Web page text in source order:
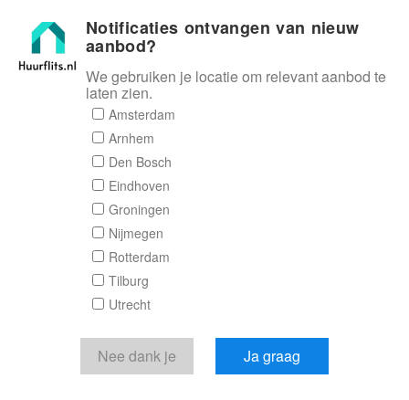
Huurflits
Reactieformulier
Huurflits
Verstuur je bericht
Door een bericht te sturen kom je in contact met de
aanbieder of makelaar van de woning.
Notificaties ontvangen van nieuw
aanbod?
We gebruiken je locatie om relevant aanbod te
laten zien.
Amsterdam
Arnhem
Den Bosch
Eindhoven
Groningen
Nijmegen
Rotterdam
Tilburg
Utrecht
Nee dank je Ja graag